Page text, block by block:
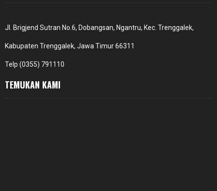
Jl. Brigjend Sutran No.6, Dobangsan, Ngantru, Kec. Trenggalek,
Kabupaten Trenggalek, Jawa Timur 66311
Telp (0355) 791110
TEMUKAN KAMI